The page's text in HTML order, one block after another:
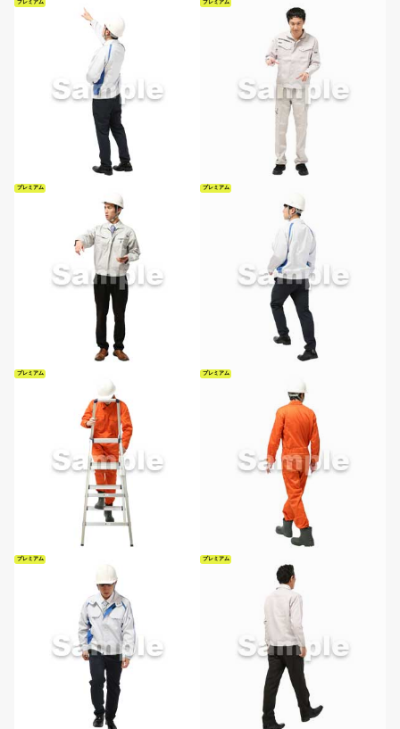
プレミアム プレミアム
プレミアム プレミアム
プレミアム プレミアム
プレミアム プレミアム